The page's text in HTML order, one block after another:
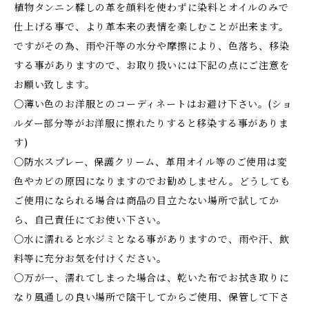
植物タンニン鞣しの革を顔料を使わずに染料とオイルのみで
仕上げる事で、より革本来の表情を楽しむことが出来ます。
ですがその為、雨や汗等の水分や摩擦により、色落ち、移染
する事がありますので、お取り扱いには下記の点にご注意を
お願い致します。
〇薄い色のお洋服とのコーディネートはお避け下さい。(ショ
ルダー部分等がお洋服に擦れたりすると移染する事がありま
す)
〇防水スプレー、保護クリーム、革用オイル等のご使用は変
色やカビの原因になりますのでお勧めしません。どうしても
ご使用になられる場合は商品の目立たない場所で試してか
ら、自己責任にてお使い下さい。
〇水に濡れると水ジミとなる事がありますので、雨や汗、飲
料等に充分お気を付けください。
〇万が一、濡れてしまった場合は、乾いた布でお拭き取りに
なり風通しの良い場所で陰干してからご使用、保管して下さ